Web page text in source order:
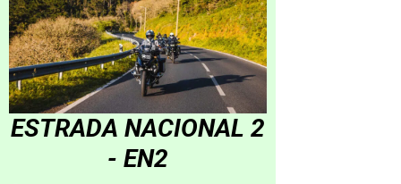
ESTRADA NACIONAL 2
- EN2